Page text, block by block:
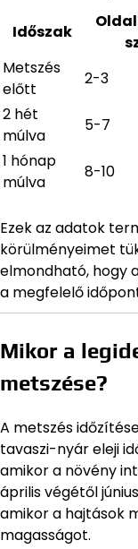
Időszak
Metszés
előtt
2-3
2 hét
múlva
5-7
1 hónap
múlva
8-10
Ezek az adatok
körülményeimet
elmondható, hogy
a megfelelő
Mikor a
metszése?
A metszés
tavaszi-nyár eleji
amikor a növény
április végétől
amikor a hajtások
magasságot.